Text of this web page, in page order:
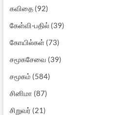
கவிதை(92)
கேள்வி-பதில்(39)
கோயில்கள்(73)
சமூகசேவை (39)
சமூகம் (584)
சினிமா (87)
சிறுவர் (21)